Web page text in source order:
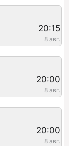
20:15
8 авг.
20:00
8 авг.
20:00
8 авг.